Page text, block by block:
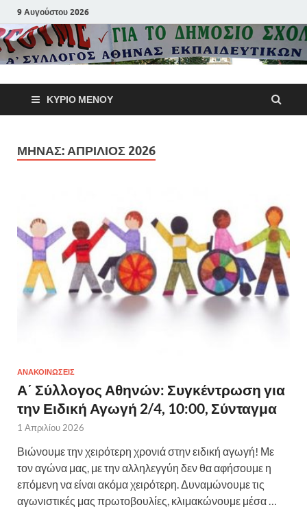
9 Αυγούστου 2026
Α΄
Αθηνών
ΚΎΡΙΟ ΜΕΝΟΎ
ΜΉΝΑΣ: ΑΠΡΊΛΙΟΣ 2026
ΑΝΑΚΟΙΝΩΣΕΙΣ
Α΄ Σύλλογος Αθηνών: Συγκέντρωση για
την Ειδική Αγωγή 2/4, 10:00, Σύνταγμα
1 Απριλίου 2026
Βιώνουμε την χειρότερη χρονιά στην ειδική αγωγή! Με
τον αγώνα μας, με την αλληλεγγύη δεν θα αφήσουμε η
επόμενη να είναι ακόμα χειρότερη. Δυναμώνουμε τις
αγωνιστικές μας πρωτοβουλίες, κλιμακώνουμε μέσα …